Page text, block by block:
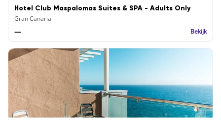
Hotel Club Maspalomas Suites & SPA - Adults Only
Gran Canaria
— Bekijk